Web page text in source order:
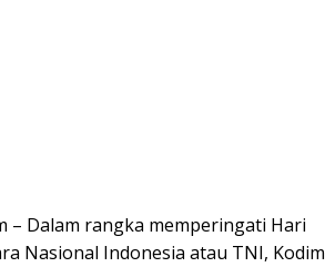
– Dalam rangka memperingati Hari
Nasional Indonesia atau TNI, Kodim